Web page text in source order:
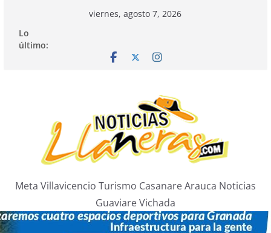
contenido
viernes, agosto 7, 2026
Lo
último:
Meta Villavicencio Turismo Casanare Arauca Noticias
Guaviare Vichada